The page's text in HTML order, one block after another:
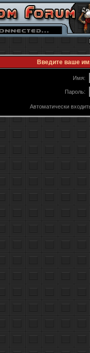
Введите ваше
Имя:
Пароль:
Автоматически